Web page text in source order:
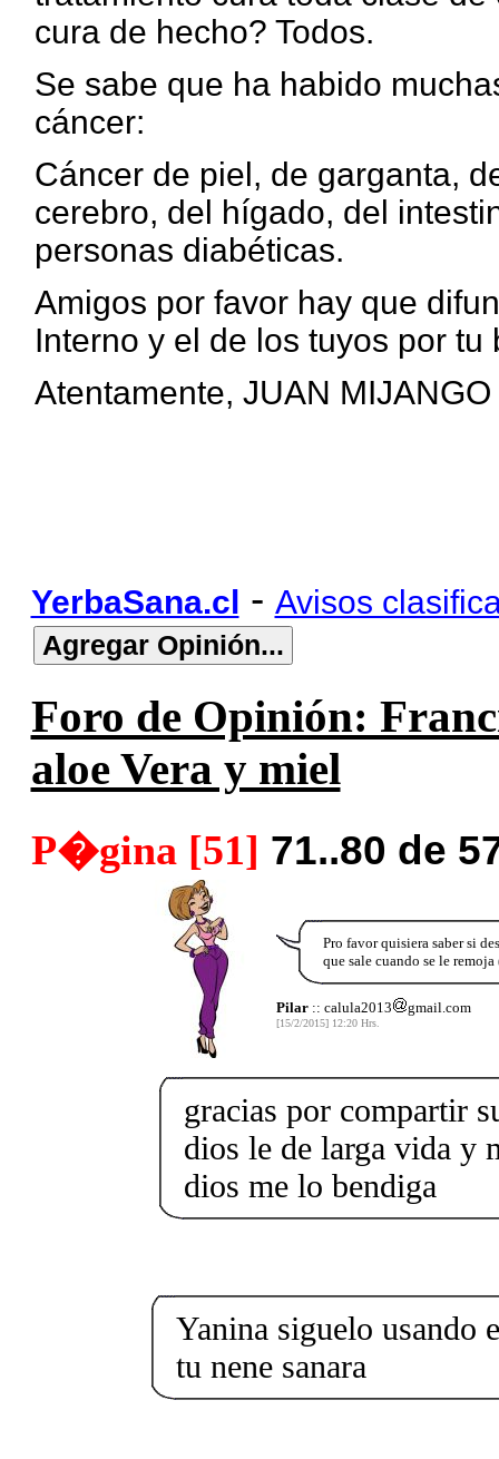
cura de hecho? Todos.
Se sabe que ha habido
cáncer:
Cáncer de piel, de garganta,
cerebro, del hígado, del
personas diabéticas.
Amigos por favor hay que
Interno y el de los tuyos por tu
Atentamente, JUAN MIJANGO
YerbaSana.cl - Avisos
Foro de Opinión:
aloe Vera y miel
P�gina [51] 71..80 de
Pro favor quisiera saber si
que sale cuando se le
Pilar:: calula2013 gmail.com
[15/2/2015] 12:20 Hrs.
gracias por compartir
dios le de larga vida y
dios me lo bendiga
Yanina siguelo usando
tu nene sanara